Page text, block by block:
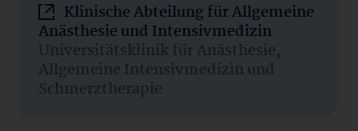
Klinische Abteilung für Allgemeine
Anästhesie und Intensivmedizin
Universitätsklinik für Anästhesie,
Allgemeine Intensivmedizin und
Schmerztherapie